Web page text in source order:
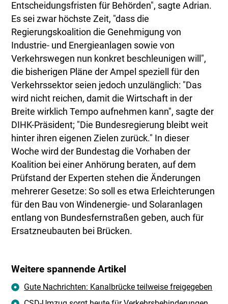
Entscheidungsfristen für Behörden", sagte Adrian.
Es sei zwar höchste Zeit, "dass die
Regierungskoalition die Genehmigung von
Industrie- und Energieanlagen sowie von
Verkehrswegen nun konkret beschleunigen will",
die bisherigen Pläne der Ampel speziell für den
Verkehrssektor seien jedoch unzulänglich: "Das
wird nicht reichen, damit die Wirtschaft in der
Breite wirklich Tempo aufnehmen kann", sagte der
DIHK-Präsident; "Die Bundesregierung bleibt weit
hinter ihren eigenen Zielen zurück." In dieser
Woche wird der Bundestag die Vorhaben der
Koalition bei einer Anhörung beraten, auf dem
Prüfstand der Experten stehen die Änderungen
mehrerer Gesetze: So soll es etwa Erleichterungen
für den Bau von Windenergie- und Solaranlagen
entlang von Bundesfernstraßen geben, auch für
Ersatzneubauten bei Brücken.
Weitere spannende Artikel
Gute Nachrichten: Kanalbrücke teilweise freigegeben